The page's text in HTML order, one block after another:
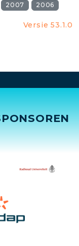
2007 2006
Versie 53.1.0